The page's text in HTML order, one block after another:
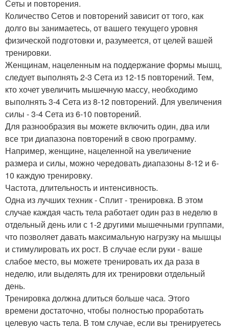
Сеты и повторения.
Количество Сетов и повторений зависит от того, как
долго вы занимаетесь, от вашего текущего уровня
физической подготовки и, разумеется, от целей вашей
тренировки.
Женщинам, нацеленным на поддержание формы мышц,
следует выполнять 2-3 Сета из 12-15 повторений. Тем,
кто хочет увеличить мышечную массу, необходимо
выполнять 3-4 Сета из 8-12 повторений. Для увеличения
силы - 3-4 Сета из 6-10 повторений.
Для разнообразия вы можете включить один, два или
все три диапазона повторений в свою программу.
Например, женщине, нацеленной на увеличение
размера и силы, можно чередовать диапазоны 8-12 и 6-
10 каждую тренировку.
Частота, длительность и интенсивность.
Одна из лучших техник - Сплит - тренировка. В этом
случае каждая часть тела работает один раз в неделю в
отдельный день или с 1-2 другими мышечными группами,
что позволяет давать максимальную нагрузку на мышцы
и стимулировать их рост. В случае если руки - ваше
слабое место, вы можете тренировать их да раза в
неделю, или выделять для их тренировки отдельный
день.
Тренировка должна длиться больше часа. Этого
времени достаточно, чтобы полностью проработать
целевую часть тела. В том случае, если вы тренируетесь